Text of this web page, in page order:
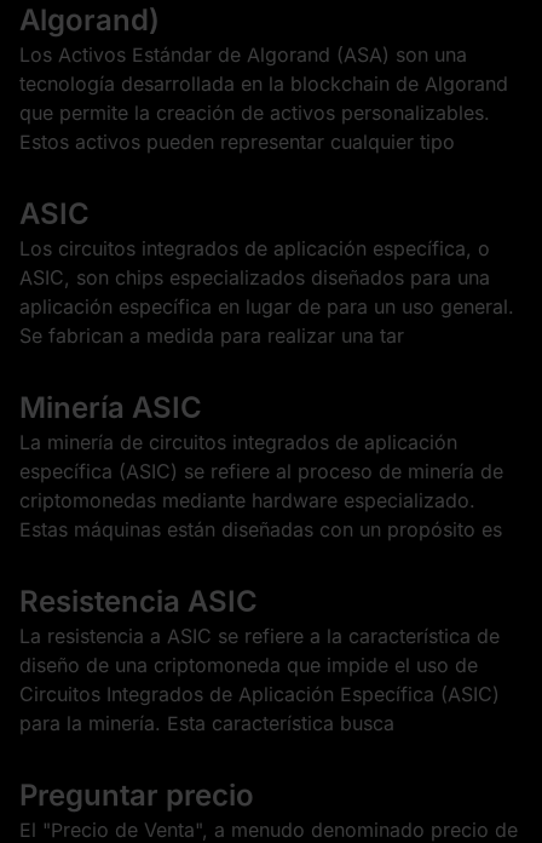
Algorand)
Los Activos Estándar de Algorand (ASA) son una
tecnología desarrollada en la blockchain de Algorand
que permite la creación de activos personalizables.
Estos activos pueden representar cualquier tipo
ASIC
Los circuitos integrados de aplicación específica, o
ASIC, son chips especializados diseñados para una
aplicación específica en lugar de para un uso general.
Se fabrican a medida para realizar una tar
Minería ASIC
La minería de circuitos integrados de aplicación
específica (ASIC) se refiere al proceso de minería de
criptomonedas mediante hardware especializado.
Estas máquinas están diseñadas con un propósito es
Resistencia ASIC
La resistencia a ASIC se refiere a la característica de
diseño de una criptomoneda que impide el uso de
Circuitos Integrados de Aplicación Específica (ASIC)
para la minería. Esta característica busca
Preguntar precio
El "Precio de Venta", a menudo denominado precio de